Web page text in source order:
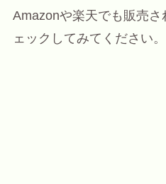
Amazonや楽天でも販売
ェックしてみてください。